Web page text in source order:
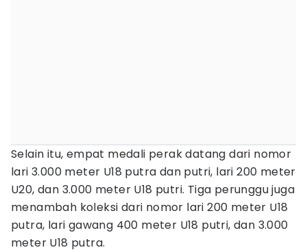
Selain itu, empat medali perak datang dari nomor
lari 3.000 meter U18 putra dan putri, lari 200 meter
U20, dan 3.000 meter U18 putri. Tiga perunggu juga
menambah koleksi dari nomor lari 200 meter U18
putra, lari gawang 400 meter U18 putri, dan 3.000
meter U18 putra.